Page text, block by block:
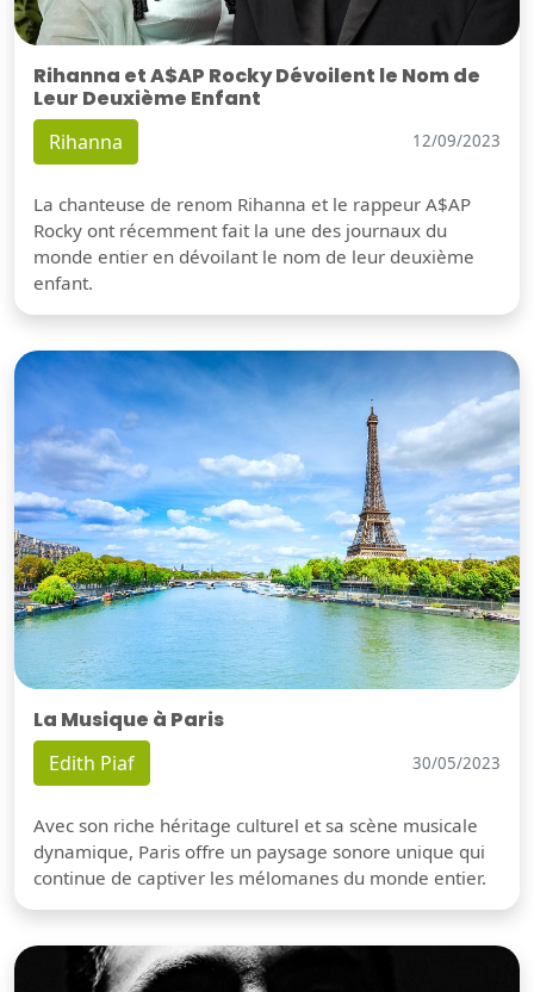
Rihanna et A$AP Rocky Dévoilent le Nom de
Leur Deuxième Enfant
Rihanna 12/09/2023
La chanteuse de renom Rihanna et le rappeur A$AP
Rocky ont récemment fait la une des journaux du
monde entier en dévoilant le nom de leur deuxième
enfant.
La Musique à Paris
Edith Piaf 30/05/2023
Avec son riche héritage culturel et sa scène musicale
dynamique, Paris offre un paysage sonore unique qui
continue de captiver les mélomanes du monde entier.